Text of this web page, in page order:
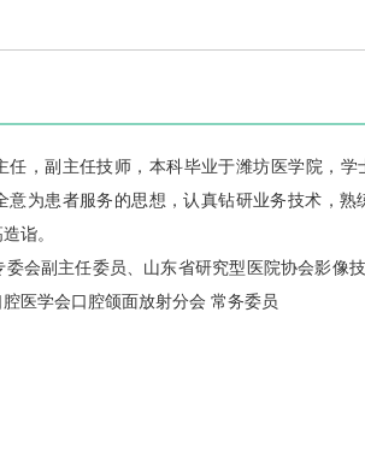
任，副主任技师，本科毕业于潍坊医学院，
意为患者服务的思想，认真钻研业务技术，
诣。
会副主任委员、山东省研究型医院协会影像
医学会口腔颌面放射分会 常务委员